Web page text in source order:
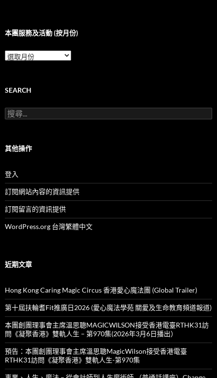
本團服務及活動 (按月份)
本
團
及
動
(按
SEARCH
搜
尋
字:
其他操作
登入
訂閱網站內容的資訊提供
訂閱留言的資訊提供
WordPress.org 台灣繁體中文
近期文章
Hong Kong Caring Magic Circus 香港愛心魔法團 (Global Trailer)
第十屆扶輪耆Fit推廣日2026 (愛心魔法學苑 關愛及生命教育頻道報道)
本團創團理事會主席溫思聰MAGICWILSON接受香港電臺RTHK31訪
問《凝聚香港》雙軌人生 – 第970集(2026年3月6日播出）
預告：本團創團理事會主席溫思聰MagicWilson接受香港電臺
RTHK31訪問《凝聚香港》雙軌人生-第970集